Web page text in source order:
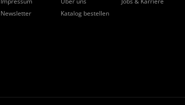
Newsletter
Katalog bestellen